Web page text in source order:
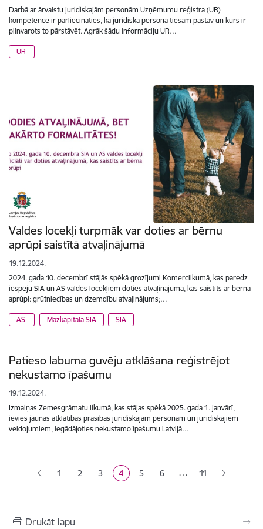
Darbā ar ārvalstu juridiskajām personām Uzņēmumu reģistra (UR)
kompetencē ir pārliecināties, ka juridiskā persona tiešām pastāv un kurš ir
pilnvarots to pārstāvēt. Agrāk šādu informāciju UR…
UR
Valdes locekļi turpmāk var doties ar bērnu
aprūpi saistītā atvaļinājumā
19.12.2024.
2024. gada 10. decembrī stājās spēkā grozījumi Komerclikumā, kas paredz
iespēju SIA un AS valdes locekļiem doties atvaļinājumā, kas saistīts ar bērna
aprūpi: grūtniecības un dzemdību atvaļinājums;…
AS Mazkapitāla SIA SIA
Patieso labuma guvēju atklāšana reģistrējot
nekustamo īpašumu
19.12.2024.
Izmaiņas Zemesgrāmatu likumā, kas stājas spēkā 2025. gada 1. janvārī,
ievieš jaunas atklātības prasības juridiskajām personām un juridiskajiem
veidojumiem, iegādājoties nekustamo īpašumu Latvijā…
Lapa
1 Lapa
2 Lapa
3 Pašreizējā lapa
4 Lapa
5 Lapa
6 … 11
Drukāt lapu